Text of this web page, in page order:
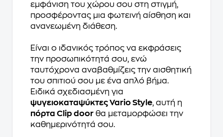
εμφάνιση του χώρου σου στη στιγμή,
προσφέροντας μια φωτεινή αίσθηση και
ανανεωμένη διάθεση.
Είναι ο ιδανικός τρόπος να εκφράσεις
την προσωπικότητά σου, ενώ
ταυτόχρονα αναβαθμίζεις την αισθητική
του σπιτιού σου με ένα απλό βήμα.
Ειδικά σχεδιασμένη για
ψυγειοκαταψύκτες Vario Style, αυτή η
πόρτα Clip door θα μεταμορφώσει την
καθημερινότητά σου.